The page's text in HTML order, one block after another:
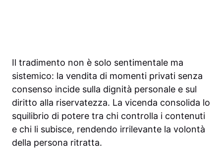
Il tradimento non è solo sentimentale ma
sistemico: la vendita di momenti privati senza
consenso incide sulla dignità personale e sul
diritto alla riservatezza. La vicenda consolida lo
squilibrio di potere tra chi controlla i contenuti
e chi li subisce, rendendo irrilevante la volontà
della persona ritratta.